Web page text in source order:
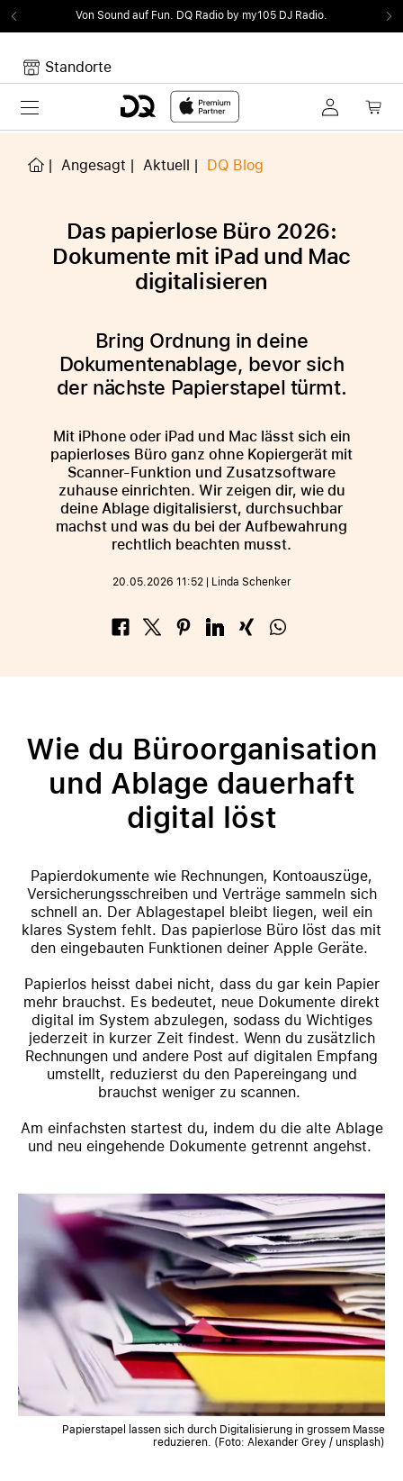
Von Sound auf Fun. DQ Radio by my105 DJ Radio.
Standorte
Toggle navigation
Noch keine Artikel im Warenkorb.
Angesagt Aktuell DQ Blog
Das papierlose Büro 2026:
Dokumente mit iPad und Mac
digitalisieren
Bring Ordnung in deine
Dokumentenablage, bevor sich
der nächste Papierstapel türmt.
Mit iPhone oder iPad und Mac lässt sich ein
papierloses Büro ganz ohne Kopiergerät mit
Scanner-Funktion und Zusatzsoftware
zuhause einrichten. Wir zeigen dir, wie du
deine Ablage digitalisierst, durchsuchbar
machst und was du bei der Aufbewahrung
rechtlich beachten musst.
20.05.2026 11:52 | Linda Schenker
Facebook
TwitterPinterestLinkedIn
XingWhatsApp
Wie du Büroorganisation
und Ablage dauerhaft
digital löst
Papierdokumente wie Rechnungen, Kontoauszüge,
Versicherungsschreiben und Verträge sammeln sich
schnell an. Der Ablagestapel bleibt liegen, weil ein
klares System fehlt. Das papierlose Büro löst das mit
den eingebauten Funktionen deiner Apple Geräte.
Papierlos heisst dabei nicht, dass du gar kein Papier
mehr brauchst. Es bedeutet, neue Dokumente direkt
digital im System abzulegen, sodass du Wichtiges
jederzeit in kurzer Zeit findest. Wenn du zusätzlich
Rechnungen und andere Post auf digitalen Empfang
umstellt, reduzierst du den Papereingang und
brauchst weniger zu scannen.
Am einfachsten startest du, indem du die alte Ablage
und neu eingehende Dokumente getrennt angehst.
Papierstapel lassen sich durch Digitalisierung in grossem Masse
reduzieren. (Foto: Alexander Grey / unsplash)